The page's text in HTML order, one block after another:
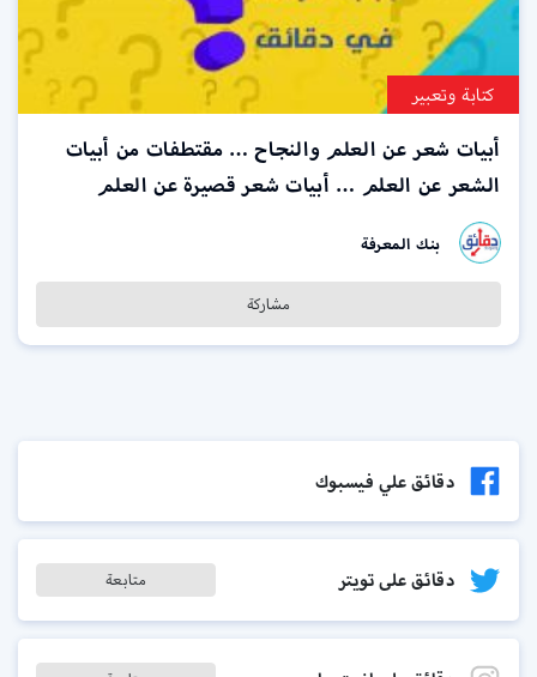
كتابة وتعبير
أبيات شعر عن العلم والنجاح … مقتطفات من أبيات
الشعر عن العلم … أبيات شعر قصيرة عن العلم
بنك المعرفة
مشاركة
دقائق علي فيسبوك
دقائق على تويتر متابعة